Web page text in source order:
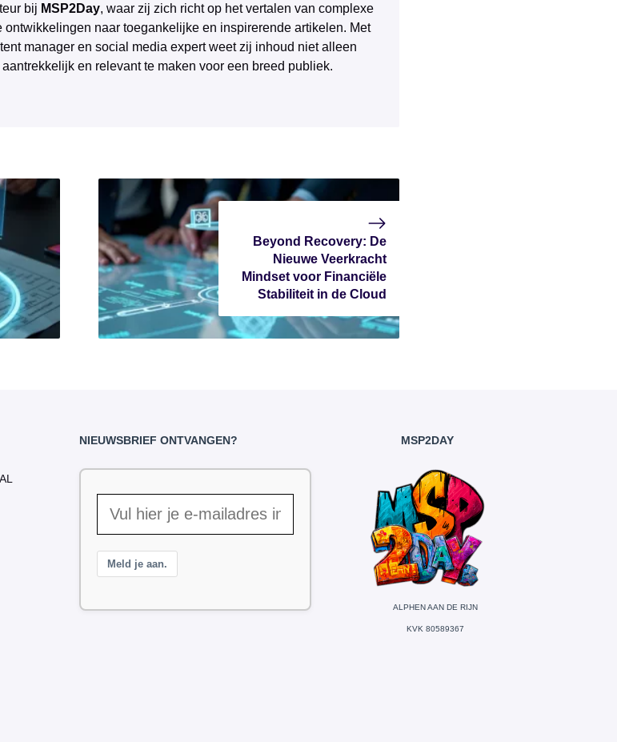
bij MSP2Day, waar zij zich richt op het vertalen van complexe
ontwikkelingen naar toegankelijke en inspirerende artikelen. Met
manager en social media expert weet zij inhoud niet alleen
en relevant te maken voor een breed publiek.
Beyond Recovery: De
Nieuwe Veerkracht
Mindset voor Financiële
Stabiliteit in de Cloud
NIEUWSBRIEF ONTVANGEN?
Meld je aan.
MSP2DAY
ALPHEN AAN DE RIJN
KVK 80589367